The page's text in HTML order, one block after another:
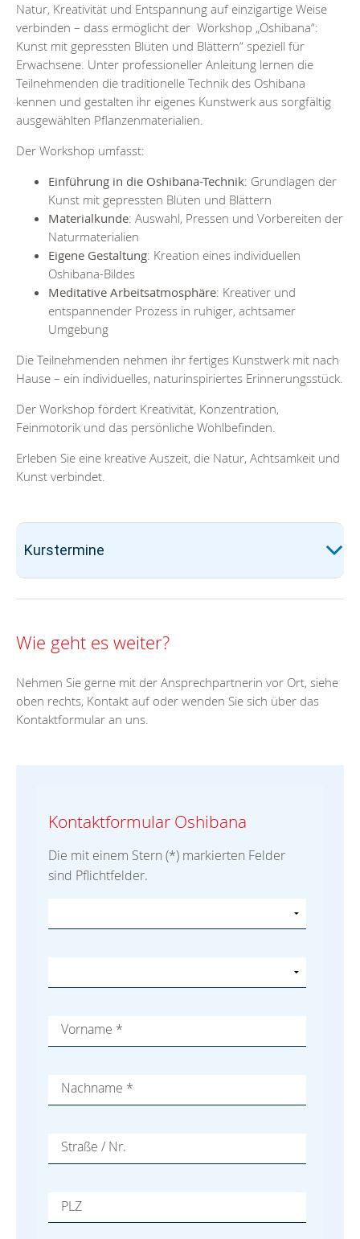
Natur, Kreativität und Entspannung auf einzigartige Weise
verbinden – dass ermöglicht der Workshop „Oshibana“:
Kunst mit gepressten Blüten und Blättern“ speziell für
Erwachsene. Unter professioneller Anleitung lernen die
Teilnehmenden die traditionelle Technik des Oshibana
kennen und gestalten ihr eigenes Kunstwerk aus sorgfältig
ausgewählten Pflanzenmaterialien.
Der Workshop umfasst:
Einführung in die Oshibana-Technik: Grundlagen der
Kunst mit gepressten Blüten und Blättern
Materialkunde: Auswahl, Pressen und Vorbereiten der
Naturmaterialien
Eigene Gestaltung: Kreation eines individuellen
Oshibana-Bildes
Meditative Arbeitsatmosphäre: Kreativer und
entspannender Prozess in ruhiger, achtsamer
Umgebung
Die Teilnehmenden nehmen ihr fertiges Kunstwerk mit nach
Hause – ein individuelles, naturinspiriertes Erinnerungsstück.
Der Workshop fördert Kreativität, Konzentration,
Feinmotorik und das persönliche Wohlbefinden.
Erleben Sie eine kreative Auszeit, die Natur, Achtsamkeit und
Kunst verbindet.
Kurstermine
Wie geht es weiter?
Nehmen Sie gerne mit der Ansprechpartnerin vor Ort, siehe
oben rechts, Kontakt auf oder wenden Sie sich über das
Kontaktformular an uns.
Kontaktformular Oshibana
Die mit einem Stern (*) markierten Felder
sind Pflichtfelder.
Vorname *
Nachname *
Straße / Nr.
PLZ